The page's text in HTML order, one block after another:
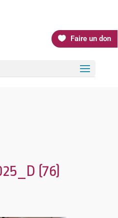
Faire un don
(76)